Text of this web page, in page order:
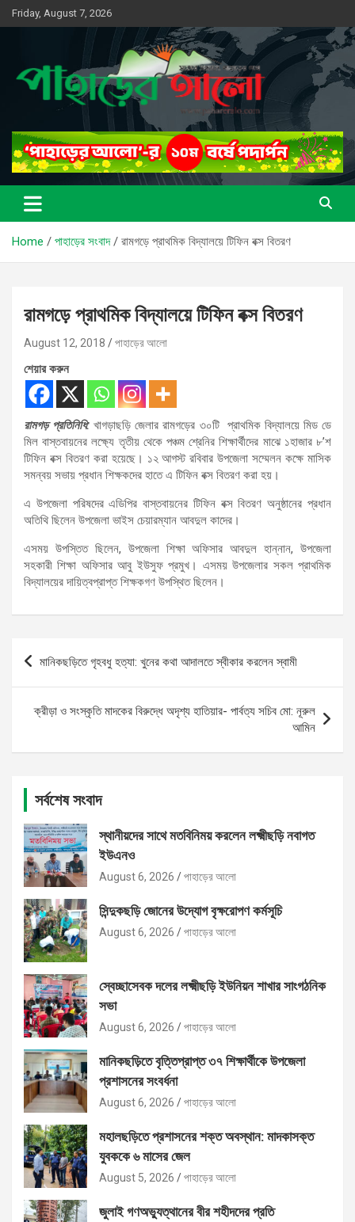
Skip
to
Friday, August 7, 2026
পাহাড়ের আলো
সত্যের সন্ধানে, পাহাড়ের পথে
Home পাহাড়ের সংবাদ রামগড়ে প্রাথমিক বিদ্যালয়ে টিফিন বক্স বিতরণ
রামগড়ে প্রাথমিক বিদ্যালয়ে টিফিন বক্স বিতরণ
August 12, 2018 পাহাড়ের আলো
শেয়ার করুন
রামগড় প্রতিনিধি: খাগড়াছড়ি জেলার রামগড়ের ৩০টি প্রাথমিক বিদ্যালয়ে মিড ডে
মিল বাস্তবায়নের লক্ষ্যে তৃতীয় থেকে পঞ্চম শ্রেনির শিক্ষার্থীদের মাঝে ১হাজার ৮’শ
টিফিন বক্স বিতরণ করা হয়েছে। ১২ আগস্ট রবিবার উপজেলা সম্মেলন কক্ষে মাসিক
সমন্বয় সভায় প্রধান শিক্ষকদের হাতে এ টিফিন বক্স বিতরণ করা হয়।
এ উপজেলা পরিষদের এডিপির বাস্তবায়নের টিফিন বক্স বিতরণ অনুষ্ঠানের প্রধান
অতিথি ছিলেন উপজেলা ভাইস চেয়ারম্যান আবদুল কাদের।
এসময় উপস্তিত ছিলেন, উপজেলা শিক্ষা অফিসার আবদুল হান্নান, উপজেলা
সহকারী শিক্ষা অফিসার আবু ইউসুফ প্রমুখ। এসময় উপজেলার সকল প্রাথমিক
বিদ্যালয়ের দায়িত্বপ্রাপ্ত শিক্ষকগণ উপস্থিত ছিলেন।
Post
navigation
মানিকছড়িতে গৃহবধু হত্যা: খুনের কথা আদালতে স্বীকার করলেন স্বামী
ক্রীড়া ও সংস্কৃতি মাদকের বিরুদ্ধে অদৃশ্য হাতিয়ার- পার্বত্য সচিব মো: নূরুল
আমিন
সর্বশেষ সংবাদ
স্থানীয়দের সাথে মতবিনিময় করলেন লক্ষ্মীছড়ি নবাগত
ইউএনও
August 6, 2026 পাহাড়ের আলো
সিন্দুকছড়ি জোনের উদ্যোগ বৃক্ষরোপণ কর্মসূচি
August 6, 2026 পাহাড়ের আলো
স্বেচ্ছাসেবক দলের লক্ষ্মীছড়ি ইউনিয়ন শাখার সাংগঠনিক
সভা
August 6, 2026 পাহাড়ের আলো
মানিকছড়িতে বৃত্তিপ্রাপ্ত ৩৭ শিক্ষার্থীকে উপজেলা
প্রশাসনের সংবর্ধনা
August 6, 2026 পাহাড়ের আলো
মহালছড়িতে প্রশাসনের শক্ত অবস্থান: মাদকাসক্ত
যুবককে ৬ মাসের জেল
August 5, 2026 পাহাড়ের আলো
জুলাই গণঅভ্যুত্থানের বীর শহীদদের প্রতি